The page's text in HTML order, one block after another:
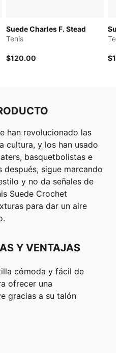
Suede Charles F. Stead
Tenis
$120.00
han revolucionado las
cultura, y los han usado
basquetbolistas e
después, sigue marcando
y no da señales de
Suede Crochet
para dar un aire
Y VENTAJAS
cómoda y fácil de
ofrecer una
gracias a su talón